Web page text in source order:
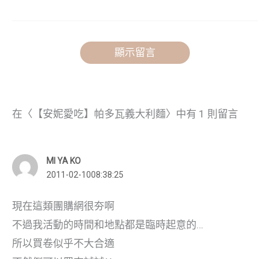
顯示留言
在〈【安妮愛吃】帕多瓦義大利麵〉中有 1 則留言
MI YA KO
2011-02-1008:38:25
現在這類團購網很夯啊
不過我活動的時間和地點都是臨時起意的…
所以買卷似乎不大合適